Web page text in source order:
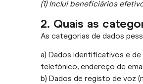
(1) Inclui beneficiários
2. Quais as
As categorias de dados
a) Dados identificativos e
telefónico, endereço de
b) Dados de registo de voz